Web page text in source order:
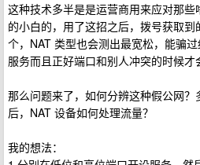
这种技术多半是是运营商用来应对那
的小白的，用了这招之后，拨号获取
个，NAT 类型也会测出最宽松，能骗
服务而且正好端口和别人冲突的时候才
那么问题来了，如何分辨这种假公网
后，NAT 设备如何处理流量？
我的想法：